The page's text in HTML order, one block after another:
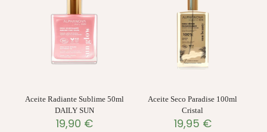
Aceite Radiante Sublime 50ml
DAILY SUN
19,90 €
Aceite Seco Paradise 100ml
Cristal
19,95 €